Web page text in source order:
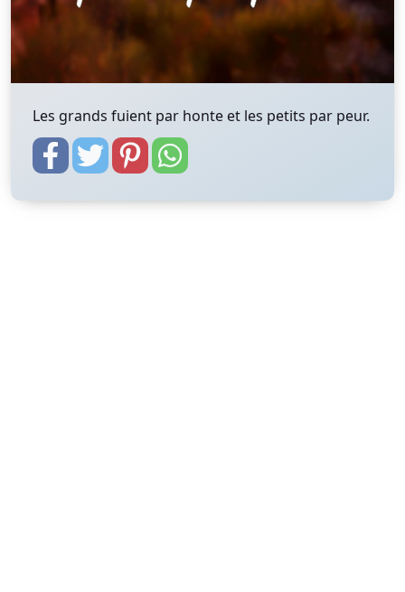
Les grands fuient par honte et les petits par peur.